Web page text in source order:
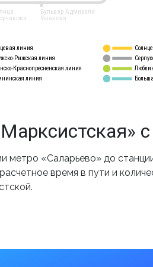
линия
Рижская линия
Краснопресненская линия
линия
Бульвар Адмирала
Ушакова
«Саларьево» до
время в пути и